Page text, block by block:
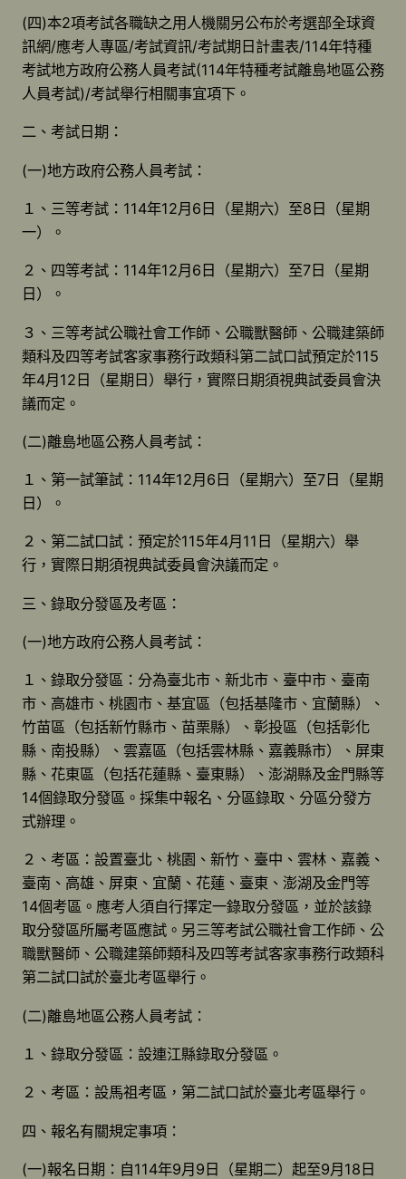
(四)本2項考試各職缺之用人機關另公布於考選部全球資
訊網/應考人專區/考試資訊/考試期日計畫表/114年特種
考試地方政府公務人員考試(114年特種考試離島地區公務
人員考試)/考試舉行相關事宜項下。
二、考試日期：
(一)地方政府公務人員考試：
１、三等考試：114年12月6日（星期六）至8日（星期
一）。
２、四等考試：114年12月6日（星期六）至7日（星期
日）。
３、三等考試公職社會工作師、公職獸醫師、公職建築師
類科及四等考試客家事務行政類科第二試口試預定於115
年4月12日（星期日）舉行，實際日期須視典試委員會決
議而定。
(二)離島地區公務人員考試：
１、第一試筆試：114年12月6日（星期六）至7日（星期
日）。
２、第二試口試：預定於115年4月11日（星期六）舉
行，實際日期須視典試委員會決議而定。
三、錄取分發區及考區：
(一)地方政府公務人員考試：
１、錄取分發區：分為臺北市、新北市、臺中市、臺南
市、高雄市、桃園市、基宜區（包括基隆市、宜蘭縣）、
竹苗區（包括新竹縣市、苗栗縣）、彰投區（包括彰化
縣、南投縣）、雲嘉區（包括雲林縣、嘉義縣市）、屏東
縣、花東區（包括花蓮縣、臺東縣）、澎湖縣及金門縣等
14個錄取分發區。採集中報名、分區錄取、分區分發方
式辦理。
２、考區：設置臺北、桃園、新竹、臺中、雲林、嘉義、
臺南、高雄、屏東、宜蘭、花蓮、臺東、澎湖及金門等
14個考區。應考人須自行擇定一錄取分發區，並於該錄
取分發區所屬考區應試。另三等考試公職社會工作師、公
職獸醫師、公職建築師類科及四等考試客家事務行政類科
第二試口試於臺北考區舉行。
(二)離島地區公務人員考試：
１、錄取分發區：設連江縣錄取分發區。
２、考區：設馬祖考區，第二試口試於臺北考區舉行。
四、報名有關規定事項：
(一)報名日期：自114年9月9日（星期二）起至9月18日